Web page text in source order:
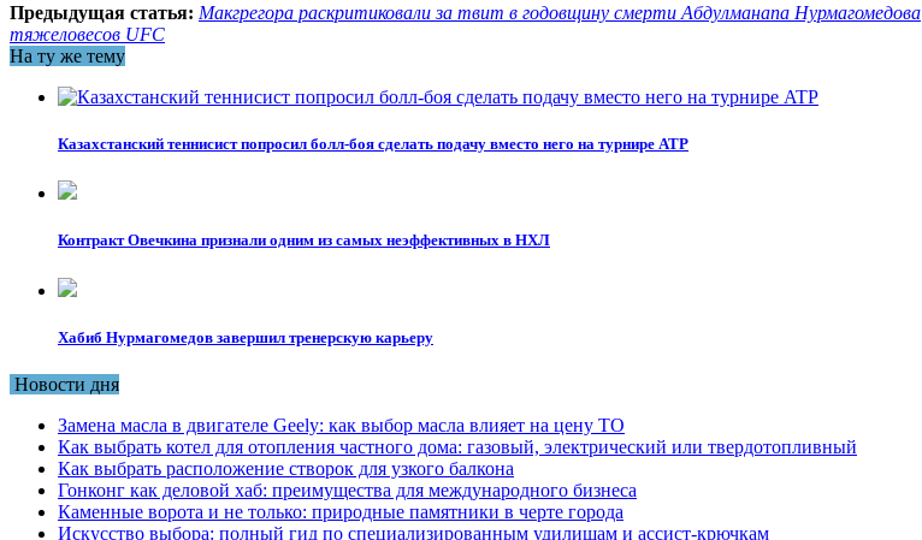
Предыдущая статья: Макгрегора раскритиковали за твит в годовщину смерти Абдулманапа Нурмагомедова
тяжеловесов UFC
На ту же тему
Казахстанский теннисист попросил болл-боя сделать подачу вместо него на турнире ATP
Контракт Овечкина признали одним из самых неэффективных в НХЛ
Хабиб Нурмагомедов завершил тренерскую карьеру
Новости дня
Замена масла в двигателе Geely: как выбор масла влияет на цену ТО
Как выбрать котел для отопления частного дома: газовый, электрический или твердотопливный
Как выбрать расположение створок для узкого балкона
Гонконг как деловой хаб: преимущества для международного бизнеса
Каменные ворота и не только: природные памятники в черте города
Искусство выбора: полный гид по специализированным удилищам и ассист-крючкам